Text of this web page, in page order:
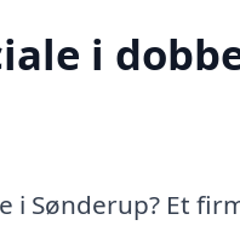
i
i Sønderup? Et